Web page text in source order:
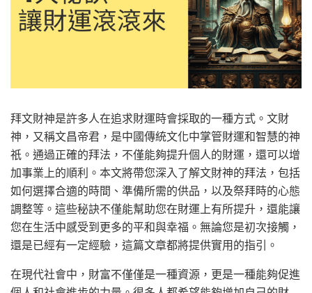
拜文財神是許多人在追求財運時會採取的一種方式。文財
神，又稱文昌帝君，是中國傳統文化中掌管財運和智慧的神
祇。通過正確的拜法，不僅能夠提升個人的財運，還可以增
加事業上的順利。本文將帶您深入了解文財神的拜法，包括
如何選擇合適的時間、準備所需的供品，以及祭拜時的心態
調整等。這些秘訣不僅能幫助您在財運上有所提升，還能讓
您在生活中感受到更多的平和與幸福。無論您是初次接觸，
還是已經有一定經驗，這篇文章都將提供實用的指引。
在現代社會中，財富不僅僅是一種資源，更是一種能夠促進